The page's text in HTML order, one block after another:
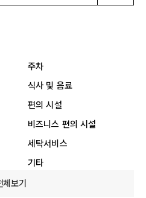
주차
식사 및 음료
편의 시설
비즈니스 편의 시설
세탁서비스
기타
체보기